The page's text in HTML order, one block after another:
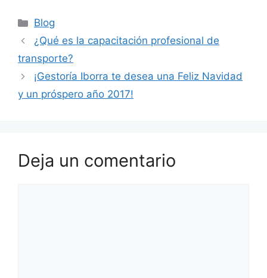
Blog
¿Qué es la capacitación profesional de
transporte?
¡Gestoría Iborra te desea una Feliz Navidad
y un próspero año 2017!
Deja un comentario